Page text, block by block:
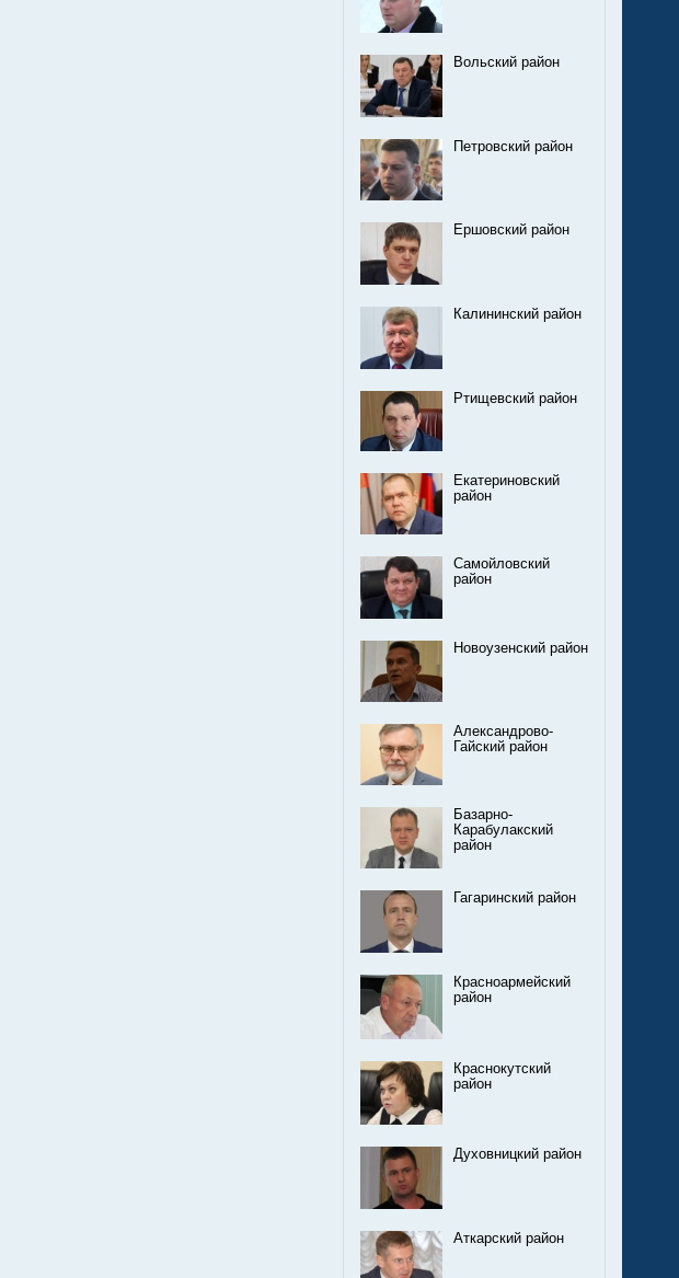
Вольский район
Петровский район
Ершовский район
Калининский район
Ртищевский район
Екатериновский
район
Самойловский
район
Новоузенский район
Александрово-
Гайский район
Базарно-
Карабулакский
район
Гагаринский район
Красноармейский
район
Краснокутский
район
Духовницкий район
Аткарский район